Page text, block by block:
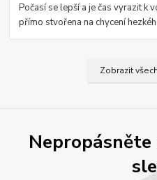
Počasí se lepší a je čas vyrazit k
přímo stvořena na chycení
Zobrazit
Nepropásněte